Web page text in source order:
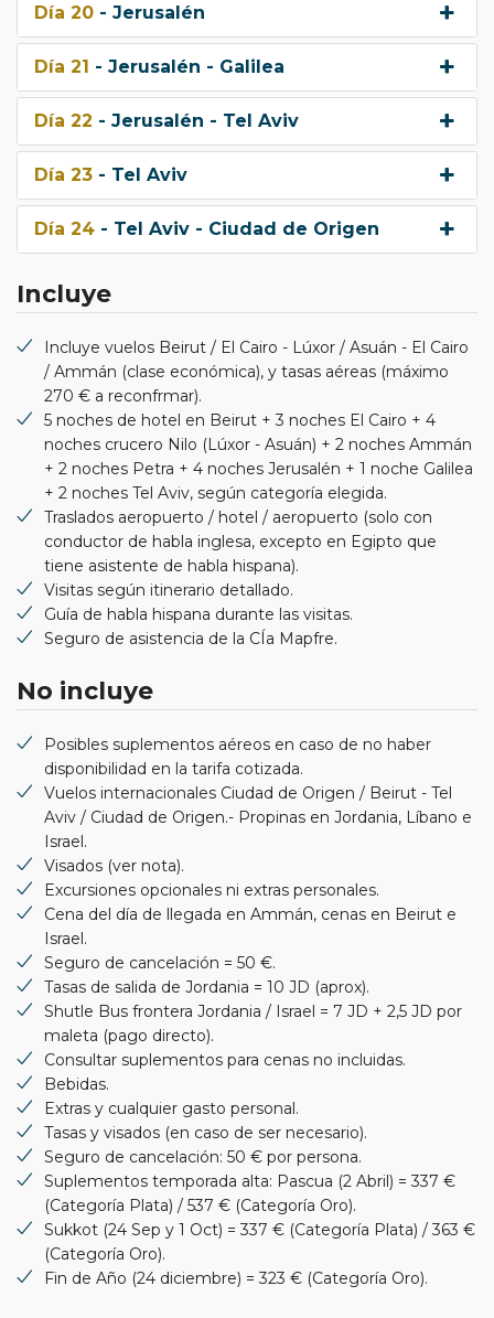
Día 20 - Jerusalén
Día 21 - Jerusalén - Galilea
Día 22 - Jerusalén - Tel Aviv
Día 23 - Tel Aviv
Día 24 - Tel Aviv - Ciudad de Origen
Incluye
Incluye vuelos Beirut / El Cairo - Lúxor / Asuán - El Cairo
/ Ammán (clase económica), y tasas aéreas (máximo
270 € a reconfrmar).
5 noches de hotel en Beirut + 3 noches El Cairo + 4
noches crucero Nilo (Lúxor - Asuán) + 2 noches Ammán
+ 2 noches Petra + 4 noches Jerusalén + 1 noche Galilea
+ 2 noches Tel Aviv, según categoría elegida.
Traslados aeropuerto / hotel / aeropuerto (solo con
conductor de habla inglesa, excepto en Egipto que
tiene asistente de habla hispana).
Visitas según itinerario detallado.
Guía de habla hispana durante las visitas.
Seguro de asistencia de la CÍa Mapfre.
No incluye
Posibles suplementos aéreos en caso de no haber
disponibilidad en la tarifa cotizada.
Vuelos internacionales Ciudad de Origen / Beirut - Tel
Aviv / Ciudad de Origen.- Propinas en Jordania, Líbano e
Israel.
Visados (ver nota).
Excursiones opcionales ni extras personales.
Cena del día de llegada en Ammán, cenas en Beirut e
Israel.
Seguro de cancelación = 50 €.
Tasas de salida de Jordania = 10 JD (aprox).
Shutle Bus frontera Jordania / Israel = 7 JD + 2,5 JD por
maleta (pago directo).
Consultar suplementos para cenas no incluidas.
Bebidas.
Extras y cualquier gasto personal.
Tasas y visados (en caso de ser necesario).
Seguro de cancelación: 50 € por persona.
Suplementos temporada alta: Pascua (2 Abril) = 337 €
(Categoría Plata) / 537 € (Categoría Oro).
Sukkot (24 Sep y 1 Oct) = 337 € (Categoría Plata) / 363 €
(Categoría Oro).
Fin de Año (24 diciembre) = 323 € (Categoría Oro).